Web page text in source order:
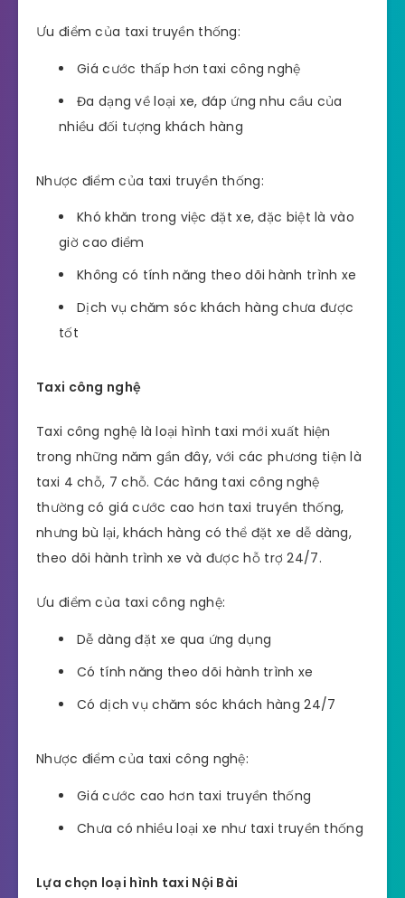
Ưu điểm của taxi truyền thống:
Giá cước thấp hơn taxi công nghệ
Đa dạng về loại xe, đáp ứng nhu cầu của
nhiều đối tượng khách hàng
Nhược điểm của taxi truyền thống:
Khó khăn trong việc đặt xe, đặc biệt là vào
giờ cao điểm
Không có tính năng theo dõi hành trình xe
Dịch vụ chăm sóc khách hàng chưa được
tốt
Taxi công nghệ
Taxi công nghệ là loại hình taxi mới xuất hiện
trong những năm gần đây, với các phương tiện là
taxi 4 chỗ, 7 chỗ. Các hãng taxi công nghệ
thường có giá cước cao hơn taxi truyền thống,
nhưng bù lại, khách hàng có thể đặt xe dễ dàng,
theo dõi hành trình xe và được hỗ trợ 24/7.
Ưu điểm của taxi công nghệ:
Dễ dàng đặt xe qua ứng dụng
Có tính năng theo dõi hành trình xe
Có dịch vụ chăm sóc khách hàng 24/7
Nhược điểm của taxi công nghệ:
Giá cước cao hơn taxi truyền thống
Chưa có nhiều loại xe như taxi truyền thống
Lựa chọn loại hình taxi Nội Bài